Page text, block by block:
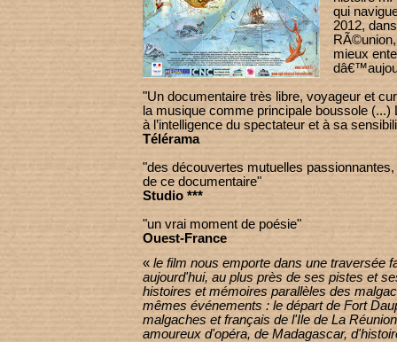
qui
2012,
mieux
"Un documentaire très libre, voyageur et
la musique comme principale boussole
à l’intelligence du spectateur et à sa
Télérama
"des découvertes mutuelles
de ce documentaire"
Studio ***
"un vrai moment de poésie"
Ouest-France
« le film nous emporte dans une traversée
aujourd'hui, au plus près de ses pistes et
histoires et mémoires parallèles des
mêmes événements : le départ de Fort
malgaches et français de l'Ile de La
amoureux d'opéra, de Madagascar,